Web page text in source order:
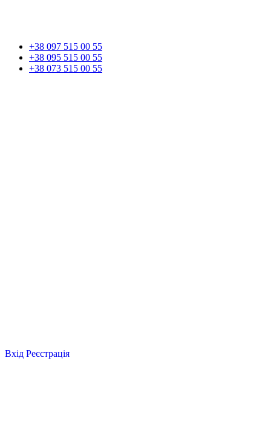
+38 097 515 00 55
+38 095 515 00 55
+38 073 515 00 55
Вхід Реєстрація